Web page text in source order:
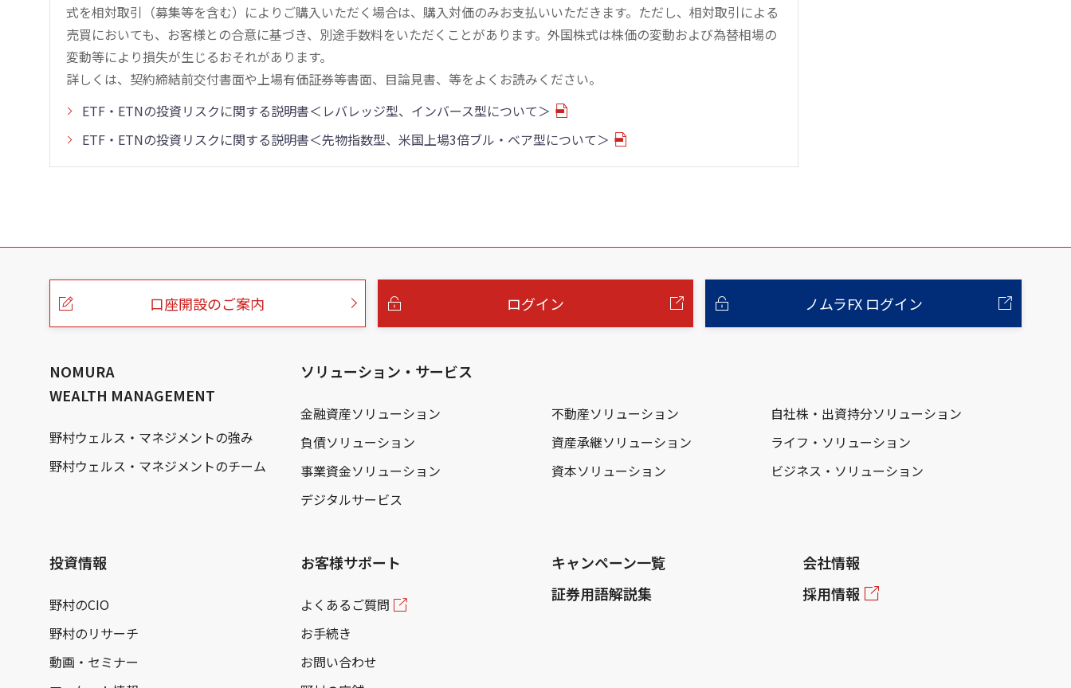
式を相対取引（募集等を含む）によりご購入いただく場合は、購入対価のみお支払いいただきます。ただし、相対取引による
売買においても、お客様との合意に基づき、別途手数料をいただくことがあります。外国株式は株価の変動および為替相場の
変動等により損失が生じるおそれがあります。
詳しくは、契約締結前交付書面や上場有価証券等書面、目論見書、等をよくお読みください。
ETF・ETNの投資リスクに関する説明書＜レバレッジ型、インバース型について＞
ETF・ETNの投資リスクに関する説明書＜先物指数型、米国上場3倍ブル・ベア型について＞
こ
口座開設のご案内 ログイン ノムラFX ログイン
NOMURA
WEALTH MANAGEMENT
野村ウェルス・マネジメントの強み
野村ウェルス・マネジメントのチーム
ソリューション・サービス
金融資産ソリューション 不動産ソリューション
自社株・出資持分ソリューション
負債ソリューション
資産承継ソリューション
ライフ・ソリューション
事業資金ソリューション
資本ソリューション
ビジネス・ソリューション
デジタルサービス
投資情報
野村のCIO
野村のリサーチ
動画・セミナー
お客様サポート
よくあるご質問
お手続き
お問い合わせ
キャンペーン一覧
証券用語解説集
会社情報
採用情報